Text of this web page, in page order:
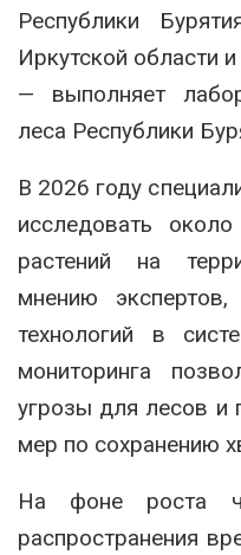
Республики
Иркутской области
— выполняет
леса Республики
В 2026 году
исследовать
растений на
мнению экспертов,
технологий в
мониторинга
угрозы для лесов и
мер по сохранению
На фоне роста
распространения